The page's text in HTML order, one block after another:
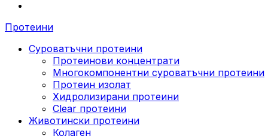
Протеини
Суроватъчни протеини
Протеинови концентрати
Многокомпонентни суроватъчни протеини
Протеин изолат
Хидролизирани протеини
Clear протеини
Животински протеини
Колаген